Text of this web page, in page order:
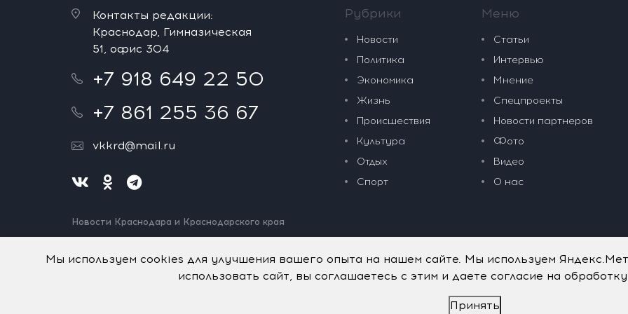
Контакты редакции:
Краснодар, Гимназическая
51, офис 304
+7 918 649 22 50
+7 861 255 36 67
vkkrd@mail.ru
Новости Краснодара и Краснодарского края
Нашли ошибку? Выделите и нажмите Ctrl+Enter.
Рубрики
Новости
Политика
Экономика
Жизнь
Происшествия
Культура
Отдых
Спорт
Меню
Статьи
Интервью
Мнение
Спецпроекты
Новости партнеров
Фото
Видео
О нас
Политика обработки персональных данных
Мы используем cookies для улучшения вашего опыта на нашем сайте. Мы используем
использовать сайт, вы соглашаетесь с этим и даете согласие на
Принять